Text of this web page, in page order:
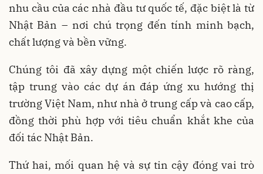
nhu cầu của các nhà đầu tư quốc tế, đặc biệt là từ
Nhật Bản – nơi chú trọng đến tính minh bạch,
chất lượng và bền vững.
Chúng tôi đã xây dựng một chiến lược rõ ràng,
tập trung vào các dự án đáp ứng xu hướng thị
trường Việt Nam, như nhà ở trung cấp và cao cấp,
đồng thời phù hợp với tiêu chuẩn khắt khe của
đối tác Nhật Bản.
Thứ hai, mối quan hệ và sự tin cậy đóng vai trò